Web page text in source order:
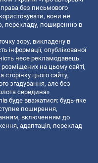
права без письмового
вони не
перекладу, поширенню в
зору, викладену в
інформації, опублікованої
несе рекламодавець.
на цьому сайті,
цього сайту,
згадування, але без
середина»
буде вважатися: будь-яке
поширення,
включенням до
адаптація, переклад